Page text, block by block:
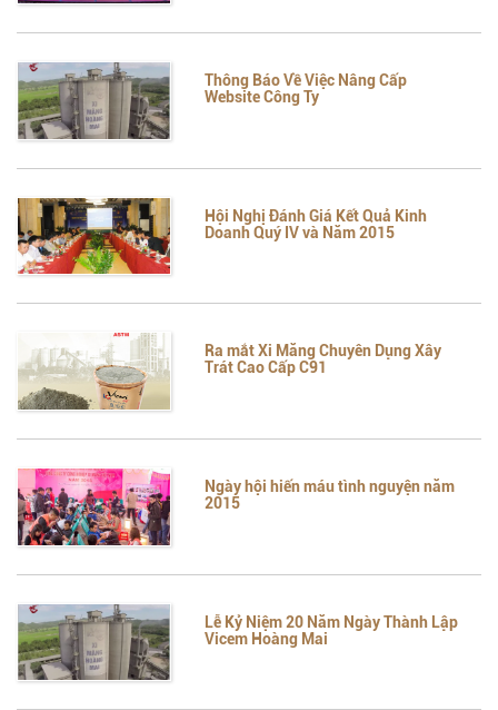
Thông Báo Về Việc Nâng Cấp
Website Công Ty
Hội Nghị Đánh Giá Kết Quả Kinh
Doanh Quý IV và Năm 2015
Ra mắt Xi Măng Chuyên Dụng Xây
Trát Cao Cấp C91
Ngày hội hiến máu tình nguyện năm
2015
Lễ Kỷ Niệm 20 Năm Ngày Thành Lập
Vicem Hoàng Mai